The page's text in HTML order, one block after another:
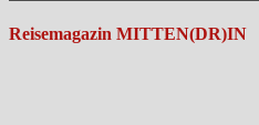
Reisemagazin MITTEN(DR)IN